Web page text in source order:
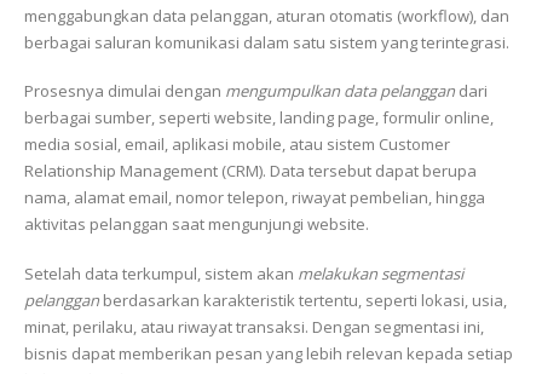
menggabungkan data pelanggan, aturan otomatis (workflow), dan
berbagai saluran komunikasi dalam satu sistem yang terintegrasi.
Prosesnya dimulai dengan mengumpulkan data pelanggan dari
berbagai sumber, seperti website, landing page, formulir online,
media sosial, email, aplikasi mobile, atau sistem Customer
Relationship Management (CRM). Data tersebut dapat berupa
nama, alamat email, nomor telepon, riwayat pembelian, hingga
aktivitas pelanggan saat mengunjungi website.
Setelah data terkumpul, sistem akan melakukan segmentasi
pelanggan berdasarkan karakteristik tertentu, seperti lokasi, usia,
minat, perilaku, atau riwayat transaksi. Dengan segmentasi ini,
bisnis dapat memberikan pesan yang lebih relevan kepada setiap